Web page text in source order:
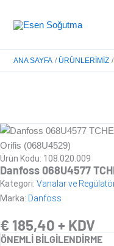
ANA SAYFA ÜRÜNLERIMIZ
Ürün Kodu: 108.020.009
Danfoss 068U4577
Kategori: Vanalar ve
Marka: Danfoss
€ 185,40 + KDV
ÖNEMLİ BİLGİLENDİRME